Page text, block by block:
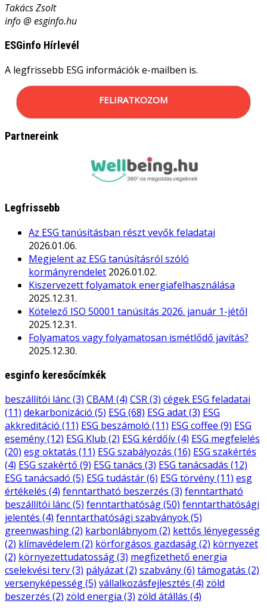
Takács Zsolt
info @ esginfo.hu
ESGinfo Hírlevél
A legfrissebb ESG információk e-mailben is.
FELIRATKOZOM
Partnereink
Legfrissebb
Az ESG tanúsításban részt vevők feladatai
2026.01.06.
Megjelent az ESG tanúsításról szóló
kormányrendelet 2026.01.02.
Kiszervezett folyamatok energiafelhasználása
2025.12.31.
Kötelező ISO 50001 tanúsítás 2026. január 1-jétől
2025.12.31.
Folyamatos vagy folyamatosan ismétlődő javítás?
2025.12.30.
esginfo keresőcímkék
beszállítói lánc(3) CBAM (4) CSR(3) cégek ESG feladatai
(11) dekarbonizáció (5) ESG (68) ESG adat(3) ESG
akkreditáció (11) ESG beszámoló (11) ESG coffee (9) ESG
esemény(12) ESG Klub (2) ESG kérdőív(4) ESG megfelelés
(20) esg oktatás (11) ESG szabályozás (16) ESG szakértés
(4) ESG szakértő (9) ESG tanács (3) ESG tanácsadás (12)
ESG tanácsadó (5) ESG tudástár(6) ESG törvény(11) esg
értékelés (4) fenntartható beszerzés (3) fenntartható
beszállítói lánc(5) fenntarthatóság(50) fenntarthatósági
jelentés (4) fenntarthatósági szabványok(5)
greenwashing(2) karbonlábnyom (2) kettős lényegesség
(2) klímavédelem (2) körforgásos gazdaság(2) környezet
(2) környezettudatosság(3) megfizethető energia
cselekvési terv(3) pályázat(2) szabvány(6) támogatás (2)
versenyképesség(5) vállalkozásfejlesztés (4) zöld
beszerzés (2) zöld energia (3) zöld átállás (4)